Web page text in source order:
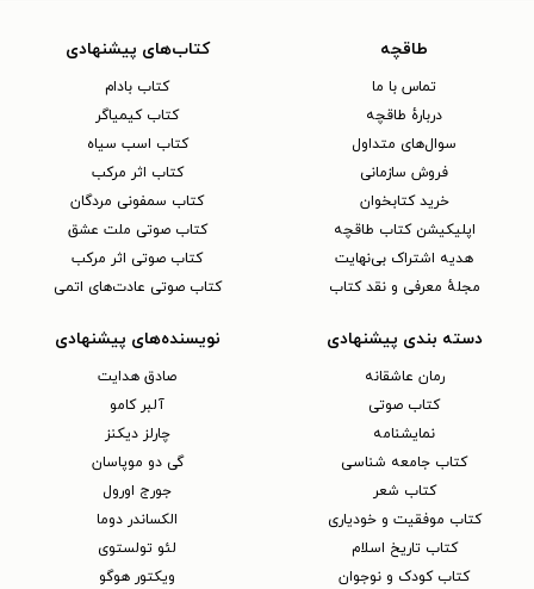
طاقچه
تماس با ما
دربارهٔ طاقچه
سوال‌های متداول
فروش سازمانی
خرید کتابخوان
اپلیکیشن کتاب طاقچه
هدیه اشتراک بی‌نهایت
مجلهٔ معرفی و نقد کتاب
کتاب‌های پیشنهادی
کتاب بادام
کتاب کیمیاگر
کتاب اسب سیاه
کتاب اثر مرکب
کتاب سمفونی مردگان
کتاب صوتی ملت عشق
کتاب صوتی اثر مرکب
کتاب صوتی عادت‌های اتمی
دسته بندی پیشنهادی
رمان عاشقانه
کتاب‌ صوتی
نمایشنامه
کتاب جامعه شناسی
کتاب شعر
کتاب موفقیت و خودیاری
کتاب تاریخ اسلام
کتاب کودک و نوجوان
نویسنده‌های پیشنهادی
صادق هدایت
آلبر کامو
چارلز دیکنز
گی دو موپاسان
جورج اورول
الکساندر دوما
لئو تولستوی
ویکتور هوگو